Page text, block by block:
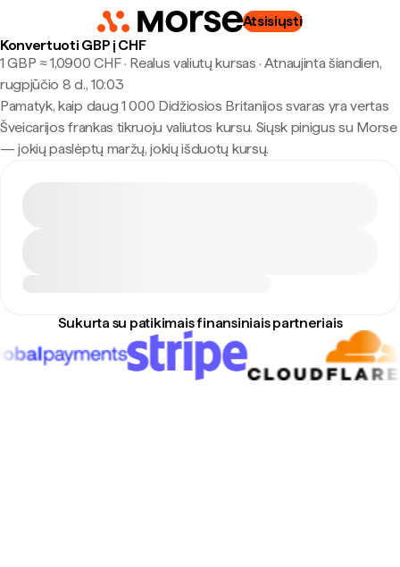
Atsisiųsti
Konvertuoti GBP į CHF
1 GBP ≈ 1,0900 CHF · Realus valiutų kursas · Atnaujinta šiandien,
rugpjūčio 8 d., 10:03
Pamatyk, kaip daug 1 000 Didžiosios Britanijos svaras yra vertas
Šveicarijos frankas tikruoju valiutos kursu. Siųsk pinigus su Morse
— jokių paslėptų maržų, jokių išduotų kursų.
Sukurta su patikimais finansiniais partneriais